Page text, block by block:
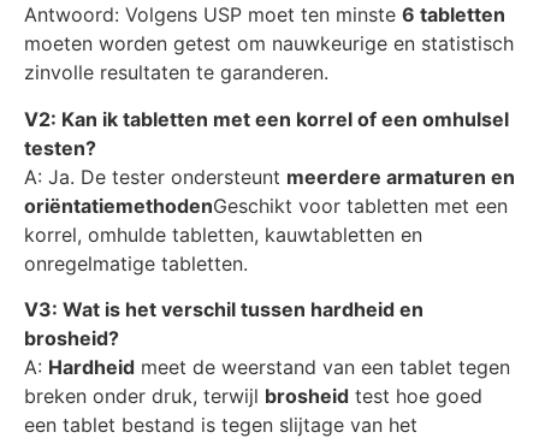
Antwoord: Volgens USP moet ten minste 6 tabletten
moeten worden getest om nauwkeurige en statistisch
zinvolle resultaten te garanderen.
V2: Kan ik tabletten met een korrel of een omhulsel
testen?
A: Ja. De tester ondersteunt meerdere armaturen en
oriëntatiemethodenGeschikt voor tabletten met een
korrel, omhulde tabletten, kauwtabletten en
onregelmatige tabletten.
V3: Wat is het verschil tussen hardheid en
brosheid?
A: Hardheid meet de weerstand van een tablet tegen
breken onder druk, terwijl brosheid test hoe goed
een tablet bestand is tegen slijtage van het